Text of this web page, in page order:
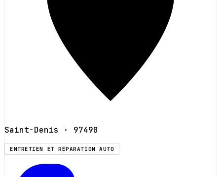
Saint-Denis · 97490
ENTRETIEN ET RÉPARATION AUTO